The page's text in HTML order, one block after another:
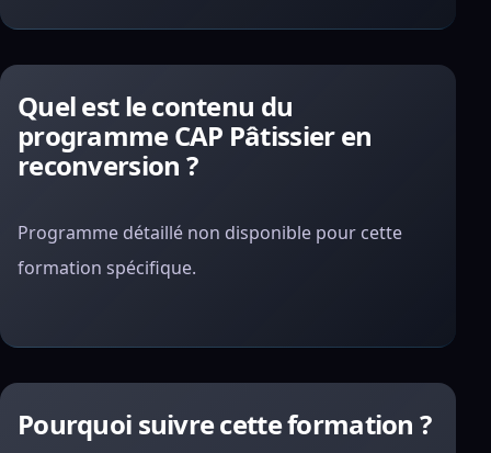
Quel est le contenu du
programme CAP Pâtissier en
reconversion ?
Programme détaillé non disponible pour cette
formation spécifique.
Pourquoi suivre cette formation ?